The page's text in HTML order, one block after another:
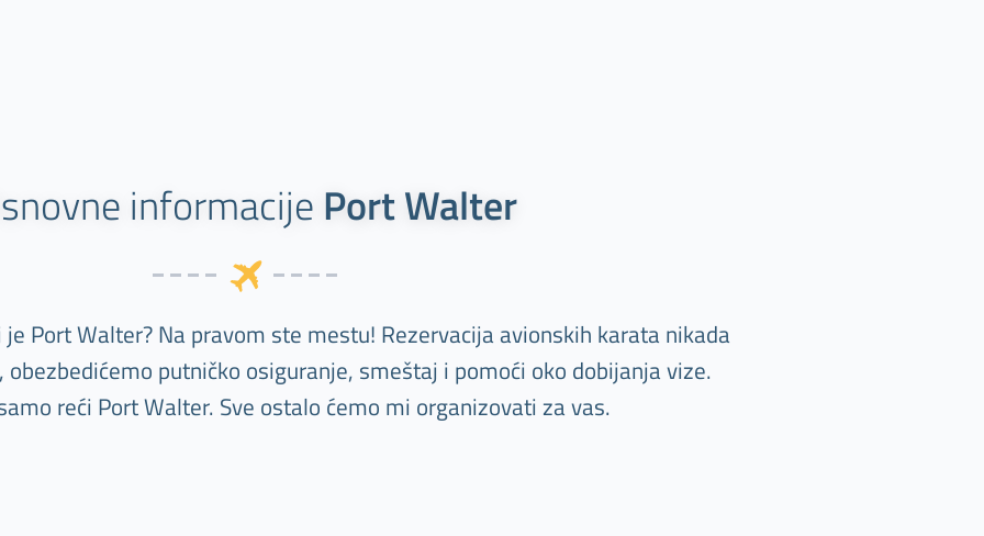
informacije Port Walter
Port Walter? Na pravom ste mestu! Rezervacija avionskih karata nikada
putničko osiguranje, smeštaj i pomoći oko dobijanja vize.
reći Port Walter. Sve ostalo ćemo mi organizovati za vas.